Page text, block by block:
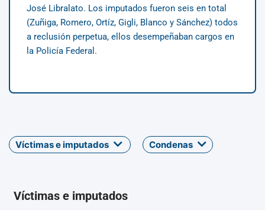
José Libralato. Los imputados fueron seis en total
(Zuñiga, Romero, Ortíz, Gigli, Blanco y Sánchez) todos
a reclusión perpetua, ellos desempeñaban cargos en
la Policía Federal.
Víctimas e imputados Condenas
Víctimas e imputados